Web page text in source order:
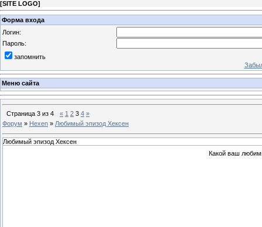
[SITE LOGO]
Форма входа
Логин:
Пароль:
запомнить
Меню сайта
Страница 3 из 4 « 1 2 3 4 »
Форум » Hexen » Любимый эпизод Хексен
Любимый эпизод Хексен
Какой ваш